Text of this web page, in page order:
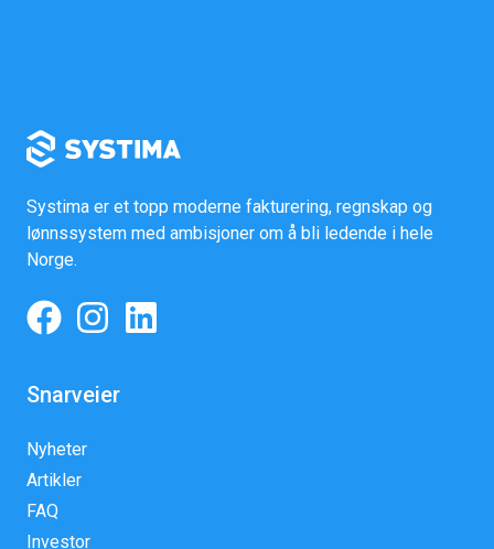
Systima er et topp moderne fakturering, regnskap og
lønnssystem med ambisjoner om å bli ledende i hele
Norge.
Snarveier
Nyheter
Artikler
FAQ
Investor